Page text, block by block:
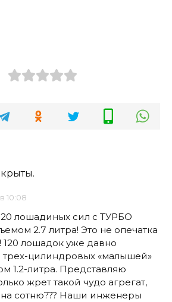
10:08
лошадиных сил с ТУРБО
2.7 литра! Это не опечатка
120 лошадок уже давно
трех-цилиндровых «малышей»
1.2-литра. Представляю
жрет такой чудо агрегат,
сотню??? Наши инженеры